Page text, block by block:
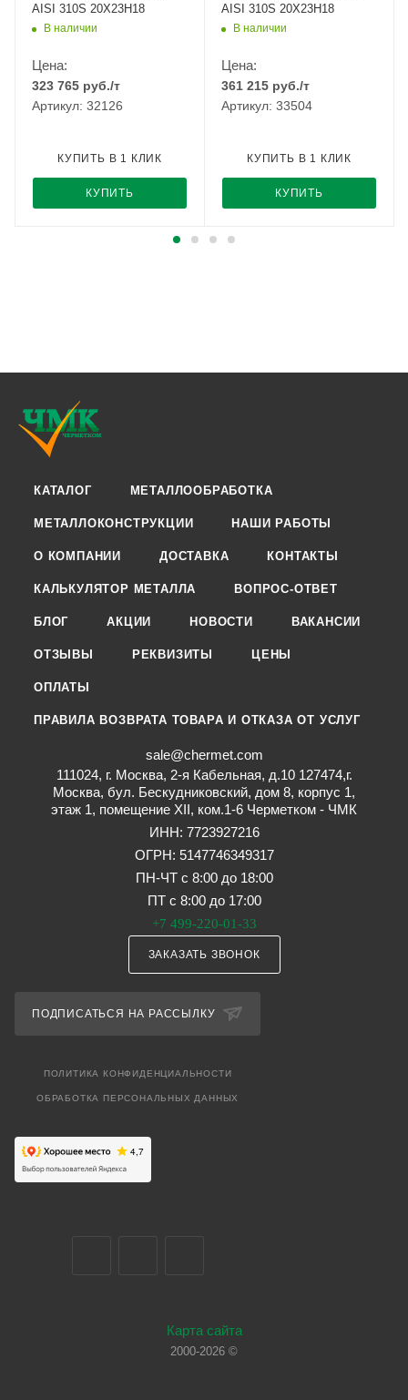
AISI 310S 20Х23Н18
В наличии
Цена:
323 765 руб./т
Артикул: 32126
КУПИТЬ
КУПИТЬ В 1 КЛИК
AISI 310S 20Х23Н18
В наличии
Цена:
361 215 руб./т
Артикул: 33504
КУПИТЬ
КУПИТЬ В 1 КЛИК
КАТАЛОГ МЕТАЛЛООБРАБОТКА
МЕТАЛЛОКОНСТРУКЦИИ НАШИ РАБОТЫ
О КОМПАНИИ ДОСТАВКА КОНТАКТЫ
КАЛЬКУЛЯТОР МЕТАЛЛА ВОПРОС-ОТВЕТ
БЛОГ АКЦИИ НОВОСТИ ВАКАНСИИ
ОТЗЫВЫ РЕКВИЗИТЫ ЦЕНЫ
ОПЛАТЫ
ПРАВИЛА ВОЗВРАТА ТОВАРА И ОТКАЗА ОТ УСЛУГ
sale@chermet.com
111024, г. Москва, 2-я Кабельная, д.10 127474,г.
Москва, бул. Бескудниковский, дом 8, корпус 1,
этаж 1, помещение XII, ком.1-6 Черметком - ЧМК
ИНН: 7723927216
ОГРН: 5147746349317
ПН-ЧТ с 8:00 до 18:00
ПТ с 8:00 до 17:00
+7 499-220-01-33
ЗАКАЗАТЬ ЗВОНОК
ПОДПИСАТЬСЯ НА РАССЫЛКУ
ПОЛИТИКА КОНФИДЕНЦИАЛЬНОСТИ
ОБРАБОТКА ПЕРСОНАЛЬНЫХ ДАННЫХ
Карта сайта
2000-2026 ©